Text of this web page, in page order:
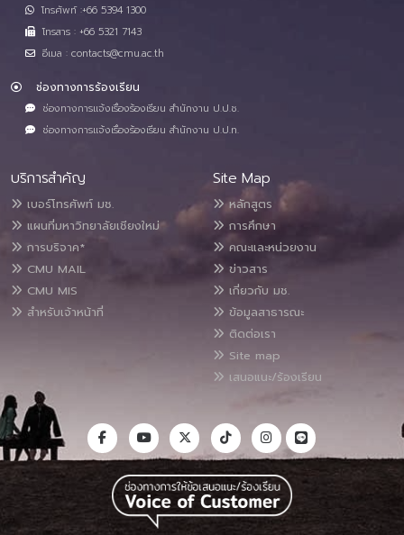
โทรศัพท์ :+66 5394 1300
โทรสาร : +66 5321 7143
อีเมล : contacts@cmu.ac.th
ช่องทางการร้องเรียน
ช่องทางการแจ้งเรื่องร้องเรียน สำนักงาน ป.ป.ช.
ช่องทางการแจ้งเรื่องร้องเรียน สำนักงาน ป.ป.ท.
บริการสำคัญ
เบอร์โทรศัพท์ มช.
แผนที่มหาวิทยาลัยเชียงใหม่
การบริจาค*
CMU MAIL
CMU MIS
สำหรับเจ้าหน้าที่
Site Map
หลักสูตร
การศึกษา
คณะและหน่วยงาน
ข่าวสาร
เกี่ยวกับ มช.
ข้อมูลสาธารณะ
ติดต่อเรา
Site map
เสนอแนะ/ร้องเรียน